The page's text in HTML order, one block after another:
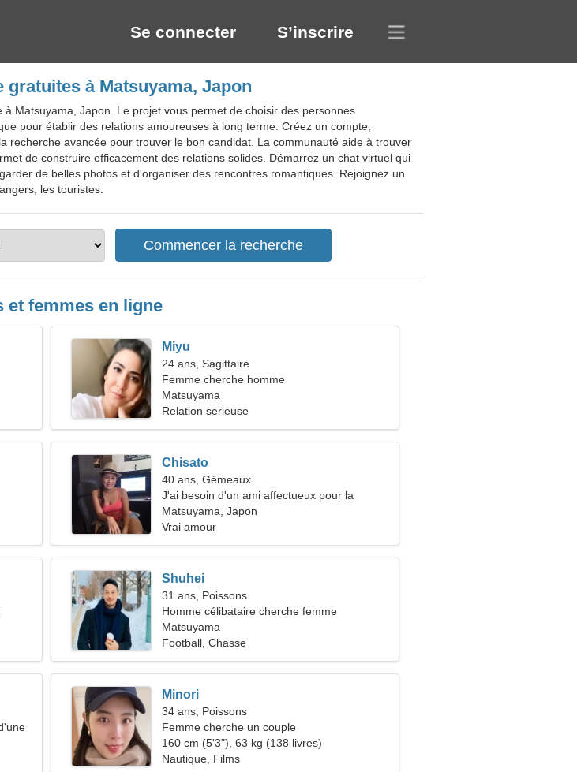
Se connecter S’inscrire
gratuites à Matsuyama, Japon
Matsuyama, Japon. Le projet vous permet de choisir des personnes
pour établir des relations amoureuses à long terme. Créez un compte,
recherche avancée pour trouver le bon candidat. La communauté aide à trouver
de construire efficacement des relations solides. Démarrez un chat virtuel qui
de belles photos et d'organiser des rencontres romantiques. Rejoignez un
les touristes.
et femmes en ligne
Miyu
24 ans, Sagittaire
Femme cherche homme
Matsuyama
Relation serieuse
Chisato
40 ans, Gémeaux
J'ai besoin d'un ami affectueux pour la
romance
Matsuyama, Japon
Vrai amour
Shuhei
31 ans, Poissons
Homme célibataire cherche femme
Matsuyama
Football, Chasse
Minori
34 ans, Poissons
Femme cherche un couple
160 cm (5'3"), 63 kg (138 livres)
Nautique, Films